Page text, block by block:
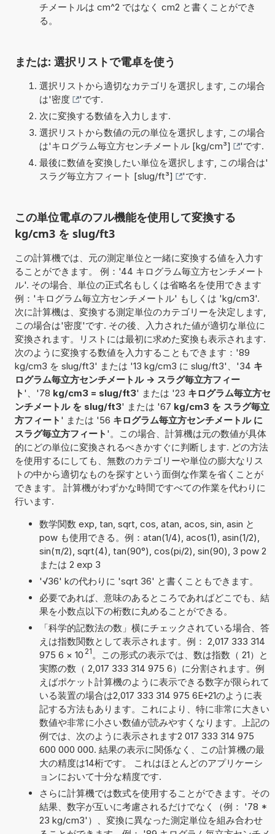
チメートルは cm^2 ではなく cm2 と書くことができ
る。
または: 選択リストで電卓を使う
選択リストから適切なカテゴリを選択します, この場合
は'密度
'です.
次に変換する数値を入力します.
選択リストから数値の元の単位を選択します, この場合
は'キログラム毎立方センチメートル [kg/cm³]
'です.
最後に数値を変換したい単位を選択します, この場合は'
スラグ毎立方フィート [slug/ft³]
'です.
この単位電卓のフル機能を使用して変換する
kg/cm3 を slug/ft3
この計算機では、元の測定単位と一緒に変換する値を入力す
ることができます。 例：'44 キログラム毎立方センチメート
ル'. その場合、単位の正式名もしくは省略名を使用できます
例：'キログラム毎立方センチメートル' もしくは 'kg/cm3'.
次に計算機は、変換する測定単位のカテゴリーを決定します,
この場合は'密度'です. その後、入力された値が適切な単位に
変換されます。リストには最初に求めた変換も表示されます.
次のように変換する数値を入力することもできます：'89
kg/cm3 を slug/ft3' または '13 kg/cm3 に slug/ft3'、'34 キ
ログラム毎立方センチメートル -> スラグ毎立方フィー
ト '、'78 kg/cm3 = slug/ft3' または '23 キログラム毎立方セ
ンチメートル を slug/ft3' または '67 kg/cm3 を スラグ毎立
方フィート ' または '56 キログラム毎立方センチメートル に
スラグ毎立方フィート '。この場合、計算機は元の数値が具体
的にどの単位に変換されるべきかすぐに判断します. どの方法
を使用するにしても、無数のカテゴリーや単位の膨大なリス
トの中から適切なものを探すという面倒な作業を省くことが
できます。 計算機がわずかな時間ですべての作業を代わりに
行います.
数学関数 exp, tan, sqrt, cos, atan, acos, sin, asin と
pow も使用できる。例：atan(1/4), acos(1), asin(1/2),
sin(π/2), sqrt(4), tan(90°), cos(pi/2), sin(90), 3 pow 2
または 2 exp 3
'√36' kの代わりに 'sqrt 36' と書くこともできます。
必要であれば、意味のあるところであればどこでも、結
果を小数点以下の桁数に丸めることができる。
「科学的記数法の数」横にチェックされている場合、答
えは指数関数として表示されます。例： 2,017 333 314
975 6 × 10 21 。この形式の表示では、数は指数（ 21）と
実際の数（ 2,017 333 314 975 6）に分割されます。例
えばポケット計算機のように表示できる数字が限られて
いる装置の場合は2,017 333 314 975 6E+21のように表
記する方法もあります。これにより、特に非常に大きい
数値や非常に小さい数値が読みやすくなります。上記の
例では、次のように表示されます2 017 333 314 975
600 000 000. 結果の表示に関係なく、この計算機の最
大の精度は14桁です。 これはほとんどのアプリケーシ
ョンにおいて十分な精度です.
さらに計算機では数式を使用することができます。その
結果、数字が互いに考慮されるだけでなく（例： '78 *
23 kg/cm3'）、変換に異なった測定単位を組み合わせ